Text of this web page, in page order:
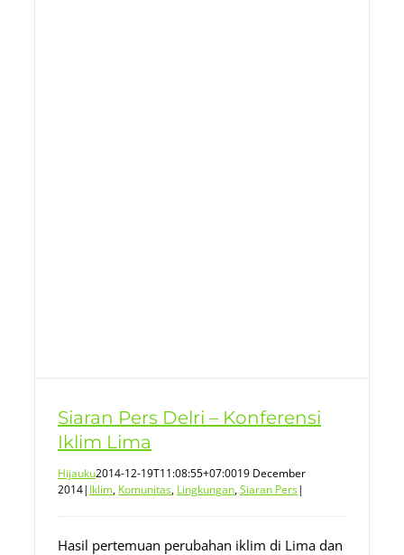
Siaran Pers Delri – Konferensi
Iklim Lima
Hijauku2014-12-19T11:08:55+07:0019 December
2014| Iklim, Komunitas, Lingkungan,Siaran Pers|
Hasil pertemuan perubahan iklim di Lima dan